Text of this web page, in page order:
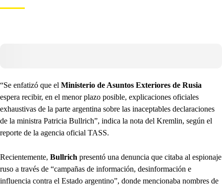
“Se enfatizó que el Ministerio de Asuntos Exteriores de Rusia
espera recibir, en el menor plazo posible, explicaciones oficiales
exhaustivas de la parte argentina sobre las inaceptables declaraciones
de la ministra Patricia Bullrich”, indica la nota del Kremlin, según el
reporte de la agencia oficial TASS.
Recientemente, Bullrich presentó una denuncia que citaba al espionaje
ruso a través de “campañas de información, desinformación e
influencia contra el Estado argentino”, donde mencionaba nombres de